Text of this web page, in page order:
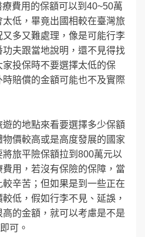
費用的保額可以到40~50萬
低，畢竟出國相較在臺灣旅
多又難處理，像是可能行李
夫跟當地說明，還不見得找
投保時不要選擇太低的保
賠償的金額可能也不及實際
的地點來看要選擇多少保額
價較高或是高度發展的國家
旅平險保額拉到800萬元以
費用，若沒有保險的保障，當
辛苦；但如果是到一些正在
低，假如行李不見、延誤，
的金額，就可以考慮是不是
可。